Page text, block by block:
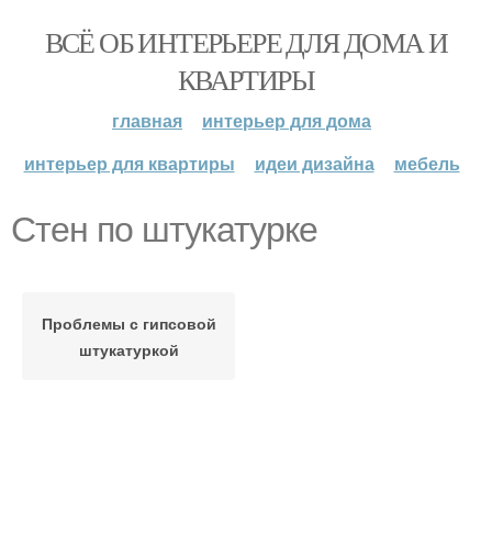
ВСЁ ОБ ИНТЕРЬЕРЕ ДЛЯ ДОМА И
КВАРТИРЫ
главная
интерьер для дома
интерьер для квартиры
идеи дизайна мебель
Стен по штукатурке
Проблемы с гипсовой
штукатуркой